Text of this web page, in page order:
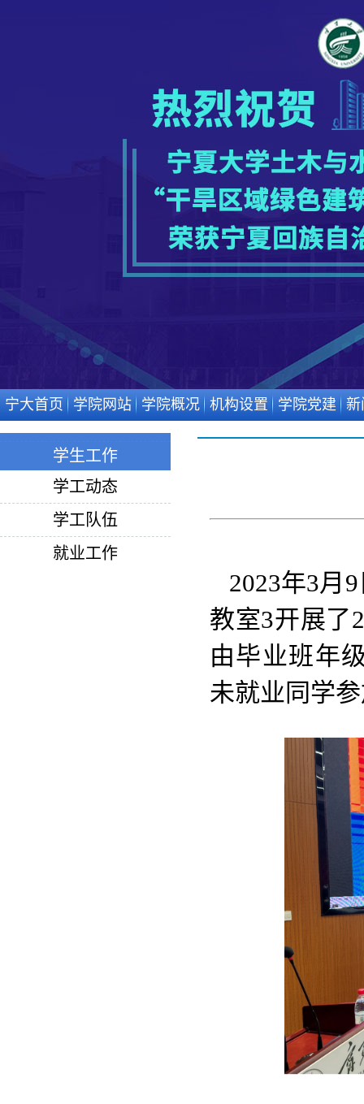
宁大首页 学院网站 学院概况 机构设置 学院党建 新
学生工作
学工动态
学工队伍
就业工作
2023年3月
教室3开展了
由毕业班年
未就业同学